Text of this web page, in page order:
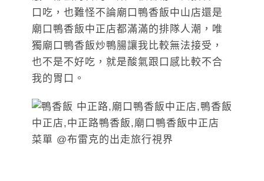
口吃，也難怪不論廟口鴨香飯中山店還是
廟口鴨香飯中正店都滿滿的排隊人潮，唯
獨廟口鴨香飯炒鴨腸讓我比較無法接受，
也不是不好吃，就是酸氣跟口感比較不合
我的胃口。